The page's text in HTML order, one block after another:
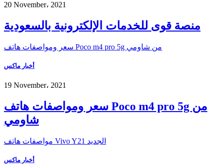
20 November، 2021
منصة قوى للخدمات الإلكترونية بالسعودية
سعر ومواصفات هاتف Poco m4 pro 5g من شاومي
أخبار ماكس
19 November، 2021
سعر ومواصفات هاتف Poco m4 pro 5g من
شاومي
مواصفات هاتف Vivo Y21 الجديد
أخبار ماكس